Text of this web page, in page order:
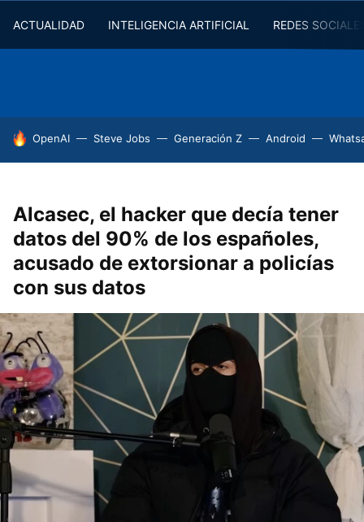
ACTUALIDAD INTELIGENCIA ARTIFICIAL REDES
HOY SE HABLA DE
OpenAI Steve Jobs Generación Z Android
Alcasec, el hacker que decía tener
datos del 90% de los españoles,
acusado de extorsionar a policías
con sus datos